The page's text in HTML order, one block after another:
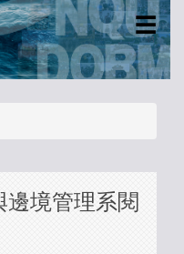
☰
邊境管理系閱